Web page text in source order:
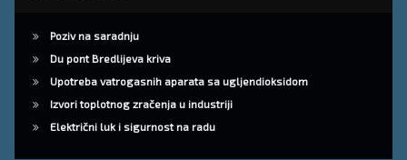
Poziv na saradnju
Du pont Bredlijeva kriva
Upotreba vatrogasnih aparata sa ugljendioksidom
Izvori toplotnog zračenja u industriji
Električni luk i sigurnost na radu